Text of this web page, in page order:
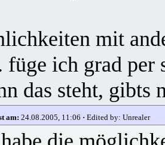
mit
füge ich grad per
das steht, gibts
am: 24.08.2005, 11:06 · Edited by: Unrealer